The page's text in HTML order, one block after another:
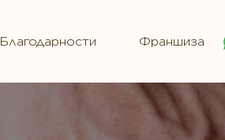
Благодарности Франшиза